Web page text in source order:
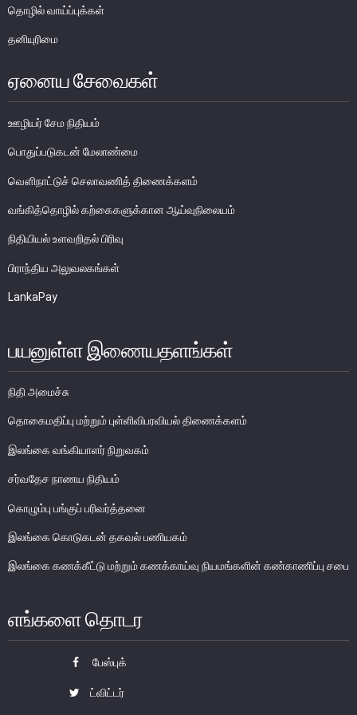
எக்ஸ்டர் அறிக்கை
நாணயக் கொள்கை
நிதியியல் முறைமை உறுதிப்பாடு
பொதுநோக்கு
வங்கியல்லா நிதியியல் மற்றும் குத்தகைக் கம்பனிகள் துறை
முதனிலை வணிகர்கள்
நுண்பாக நிதித் துறை
அதிகாரம்பெற்ற பணத்தரகர்கள் ஒழுங்குவிதிகள்
வைப்புக் காப்புறுதி
நிதியியல் சந்தைகள்
தொழில் வாய்ப்புக்கள்
தனியுரிமை
ஏனைய சேவைகள்
ஊழியர் சேம நிதியம்
பொதுப்படுகடன் மேலாண்மை
வௌிநாட்டுச் செலாவணித் திணைக்களம்
வங்கித்தொழில் கற்கைகளுக்கான ஆய்வுநிலையம்
நிதியியல் உளவறிதல் பிரிவு
பிராந்திய அலுவலகங்கள்
LankaPay
பயனுள்ள இணையதளங்கள்
நிதி அமைச்சு
தொகைமதிப்பு மற்றும் புள்ளிவிபரவியல் திணைக்களம்
இலங்கை வங்கியாளர் நிறுவகம்
சர்வதேச நாணய நிதியம்
கொழும்பு பங்குப் பரிவர்த்தனை
இலங்கை கொடுகடன் தகவல் பணியகம்
இலங்கை கணக்கீட்டு மற்றும் கணக்காய்வு நியமங்களின் கண்காணிப்பு சபை
எங்களை தொடர
பேஸ்புக்
ட்விட்டர்